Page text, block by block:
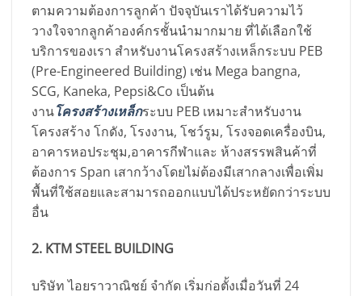
ตามความต้องการลูกค้า ปัจจุบันเราได้รับความไว้
วางใจจากลูกค้าองค์กรชั้นนำมากมาย ที่ได้เลือกใช้
บริการของเรา สำหรับงานโครงสร้างเหล็กระบบ PEB
(Pre-Engineered Building) เช่น Mega bangna,
SCG, Kaneka, Pepsi&Co เป็นต้น
งานโครงสร้างเหล็กระบบ PEB เหมาะสำหรับงาน
โครงสร้าง โกดัง, โรงงาน, โชว์รูม, โรงจอดเครื่องบิน,
อาคารหอประชุม,อาคารกีฬาและ ห้างสรรพสินค้าที่
ต้องการ Span เสากว้างโดยไม่ต้องมีเสากลางเพื่อเพิ่ม
พื้นที่ใช้สอยและสามารถออกแบบได้ประหยัดกว่าระบบ
อื่น
2. KTM STEEL BUILDING
บริษัท ไอยราวาณิชย์ จำกัด เริ่มก่อตั้งเมื่อวันที่ 24